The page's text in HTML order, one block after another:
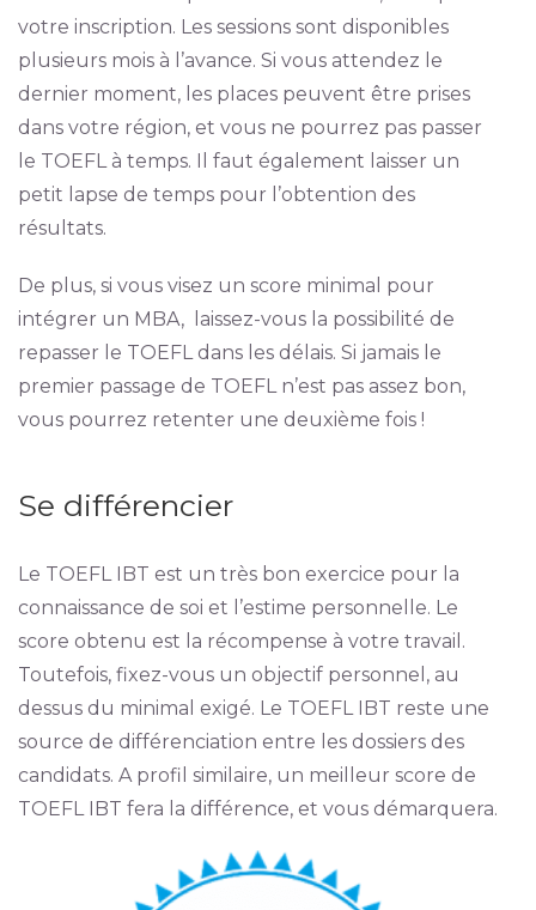
votre inscription. Les sessions sont disponibles
plusieurs mois à l’avance. Si vous attendez le
dernier moment, les places peuvent être prises
dans votre région, et vous ne pourrez pas passer
le TOEFL à temps. Il faut également laisser un
petit lapse de temps pour l’obtention des
résultats.
De plus, si vous visez un score minimal pour
intégrer un MBA, laissez-vous la possibilité de
repasser le TOEFL dans les délais. Si jamais le
premier passage de TOEFL n’est pas assez bon,
vous pourrez retenter une deuxième fois !
Se différencier
Le TOEFL IBT est un très bon exercice pour la
connaissance de soi et l’estime personnelle. Le
score obtenu est la récompense à votre travail.
Toutefois, fixez-vous un objectif personnel, au
dessus du minimal exigé. Le TOEFL IBT reste une
source de différenciation entre les dossiers des
candidats. A profil similaire, un meilleur score de
TOEFL IBT fera la différence, et vous démarquera.